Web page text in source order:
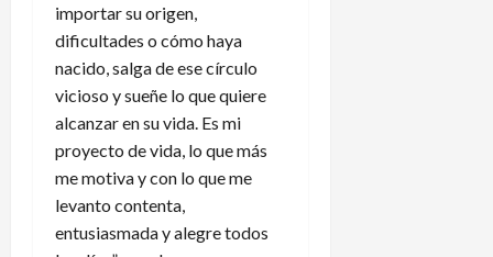
importar su origen,
dificultades o cómo haya
nacido, salga de ese círculo
vicioso y sueñe lo que quiere
alcanzar en su vida. Es mi
proyecto de vida, lo que más
me motiva y con lo que me
levanto contenta,
entusiasmada y alegre todos